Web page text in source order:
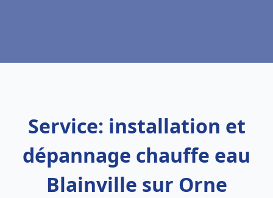
Service: installation et
dépannage chauffe eau
Blainville sur Orne